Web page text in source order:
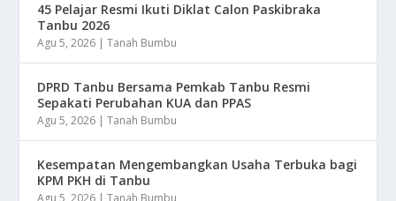
45 Pelajar Resmi Ikuti Diklat Calon Paskibraka
Tanbu 2026
Agu 5, 2026 |Tanah Bumbu
DPRD Tanbu Bersama Pemkab Tanbu Resmi
Sepakati Perubahan KUA dan PPAS
Agu 5, 2026 |Tanah Bumbu
Kesempatan Mengembangkan Usaha Terbuka bagi
KPM PKH di Tanbu